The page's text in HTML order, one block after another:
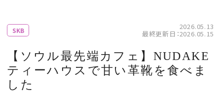
LIFESTYLE
CULTURE
SKB 2026.05.13
最終更新日：2026.05.15
【ソウル最先端カフェ】NUDAKE
ティーハウスで甘い革靴を食べま
した